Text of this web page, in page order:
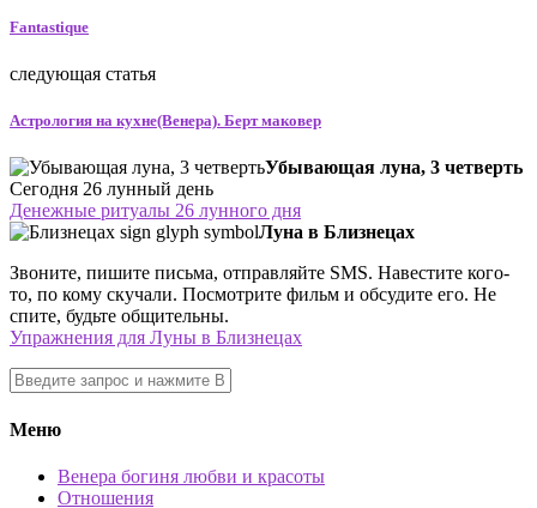
Fantastique
следующая статья
Астрология на кухне(Венера). Берт маковер
Убывающая луна, 3 четверть
Сегодня 26 лунный день
Денежные ритуалы 26 лунного дня
Луна в Близнецах
Звоните, пишите письма, отправляйте SMS. Навестите кого-
то, по кому скучали. Посмотрите фильм и обсудите его. Не
спите, будьте общительны.
Упражнения для Луны в Близнецах
Меню
Венера богиня любви и красоты
Отношения